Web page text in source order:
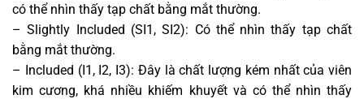
có thể nhìn thấy tạp chất bằng mắt thường.
– Slightly Included (SI1, SI2): Có thể nhìn thấy tạp chất
bằng mắt thường.
– Included (I1, I2, I3): Đây là chất lượng kém nhất của viên
kim cương, khá nhiều khiếm khuyết và có thể nhìn thấy